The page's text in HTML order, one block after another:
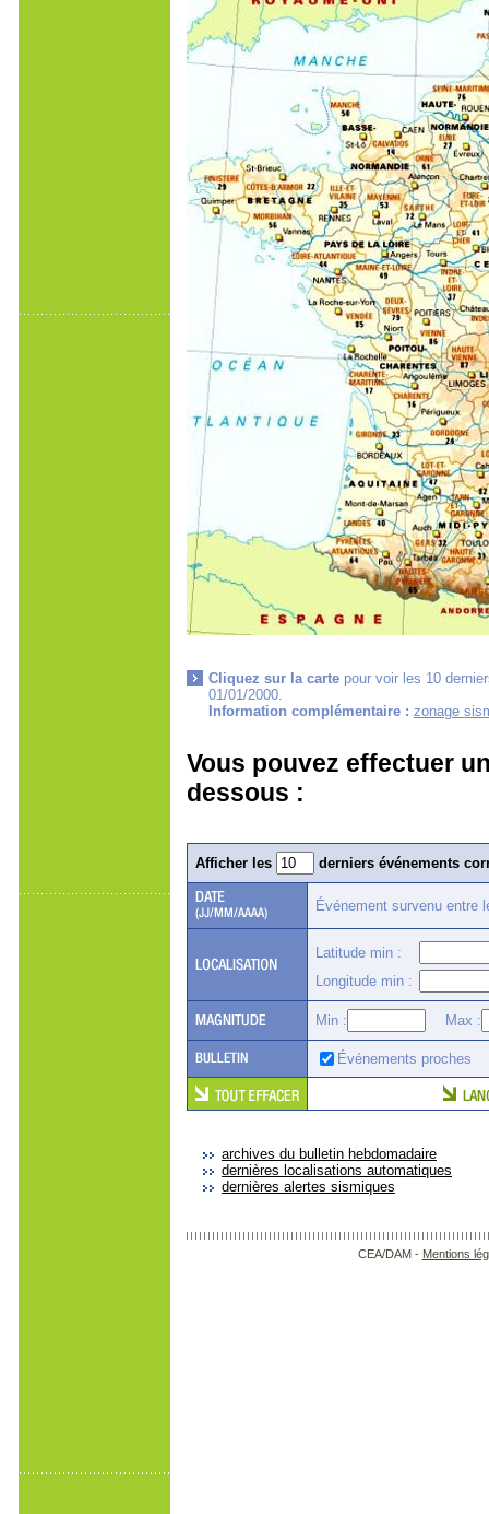
Cliquez sur la carte pour voir les 10
01/01/2000.
Information complémentaire : zonage
Vous pouvez effectuer
dessous :
Afficher les derniers événements
Événement survenu entre
Latitude min :
Longitude min :
Min : Max :
Événements proches
archives du bulletin hebdomadaire
dernières localisations automatiques
dernières alertes sismiques
CEA/DAM - Mentions